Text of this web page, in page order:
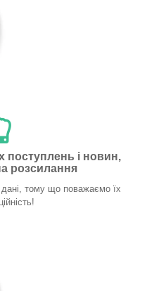
поступлень і новин,
розсилання
тому що поважаємо їх